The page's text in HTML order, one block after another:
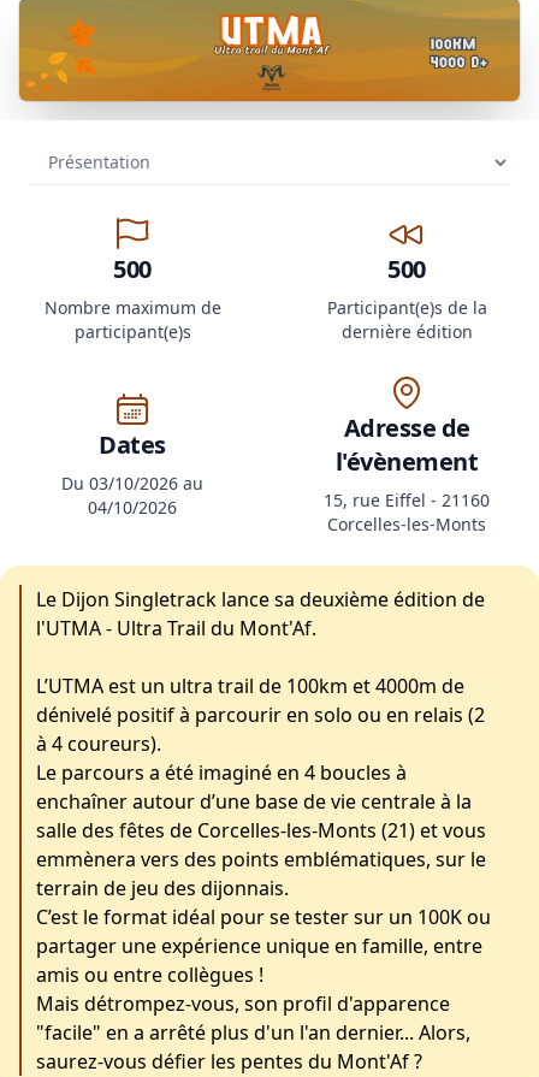
500
Nombre maximum de
participant(e)s
500
Participant(e)s de la
dernière édition
Dates
Du 03/10/2026 au
04/10/2026
Adresse de
l'évènement
15, rue Eiffel - 21160
Corcelles-les-Monts
Le Dijon Singletrack lance sa deuxième édition de
l'UTMA - Ultra Trail du Mont'Af.
L’UTMA est un ultra trail de 100km et 4000m de
dénivelé positif à parcourir en solo ou en relais (2
à 4 coureurs).
Le parcours a été imaginé en 4 boucles à
enchaîner autour d’une base de vie centrale à la
salle des fêtes de Corcelles-les-Monts (21) et vous
emmènera vers des points emblématiques, sur le
terrain de jeu des dijonnais.
C’est le format idéal pour se tester sur un 100K ou
partager une expérience unique en famille, entre
amis ou entre collègues !
Mais détrompez-vous, son profil d'apparence
"facile" en a arrêté plus d'un l'an dernier... Alors,
saurez-vous défier les pentes du Mont'Af ?